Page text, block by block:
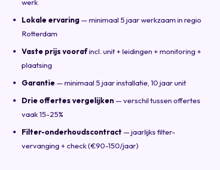
werk
Lokale ervaring — minimaal 5 jaar werkzaam in regio
Rotterdam
Vaste prijs voorafincl. unit + leidingen + monitoring +
plaatsing
Garantie — minimaal 5 jaar installatie, 10 jaar unit
Drie offertes vergelijken — verschil tussen offertes
vaak 15-25%
Filter-onderhoudscontract — jaarlijks filter-
vervanging + check (€90-150/jaar)